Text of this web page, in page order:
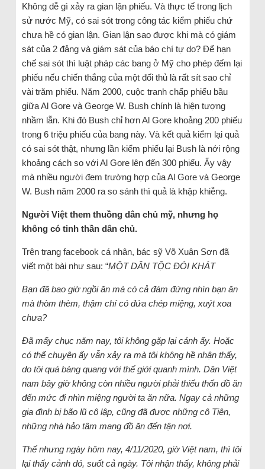
Không dễ gì xảy ra gian lận phiếu. Và thực tế trong lịch
sử nước Mỹ, có sai sót trong công tác kiểm phiếu chứ
chưa hề có gian lận. Gian lận sao được khi mà có giám
sát của 2 đảng và giám sát của báo chí tự do? Để hạn
chế sai sót thì luật pháp các bang ở Mỹ cho phép đếm lại
phiếu nếu chiến thắng của một đối thủ là rất sít sao chỉ
vài trăm phiếu. Năm 2000, cuộc tranh chấp phiếu bầu
giữa Al Gore và George W. Bush chính là hiện tượng
nhầm lẫn. Khi đó Bush chỉ hơn Al Gore khoảng 200 phiếu
trong 6 triệu phiếu của bang này. Và kết quả kiểm lại quả
có sai sót thật, nhưng lần kiểm phiếu lại Bush là nới rộng
khoảng cách so với Al Gore lên đến 300 phiếu. Ấy vậy
mà nhiều người đem trường hợp của Al Gore và George
W. Bush năm 2000 ra so sánh thì quả là khập khiễng.
Người Việt them thuồng dân chủ mỹ, nhưng họ
không có tinh thần dân chủ.
Trên trang facebook cá nhân, bác sỹ Võ Xuân Sơn đã
viết một bài như sau: “MỘT DÂN TỘC ĐÓI KHÁT
Bạn đã bao giờ ngồi ăn mà có cả đám đứng nhìn bạn ăn
mà thòm thèm, thậm chí có đứa chép miệng, xuýt xoa
chưa?
Đã mấy chục năm nay, tôi không gặp lại cảnh ấy. Hoặc
có thể chuyện ấy vẫn xảy ra mà tôi không hề nhận thấy,
do tôi quá bàng quang với thế giới quanh mình. Dân Việt
nam bây giờ không còn nhiều người phải thiếu thốn đồ ăn
đến mức đi nhìn miệng người ta ăn nữa. Ngay cả những
gia đình bị bão lũ cô lập, cũng đã được những cô Tiên,
những nhà hảo tâm mang đồ ăn đến tận nơi.
Thế nhưng ngày hôm nay, 4/11/2020, giờ Việt nam, thì tôi
lại thấy cảnh đó, suốt cả ngày. Tôi nhận thấy, không phải